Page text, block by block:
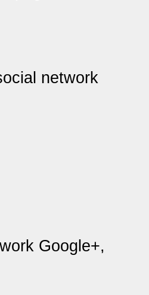
network
Google+,